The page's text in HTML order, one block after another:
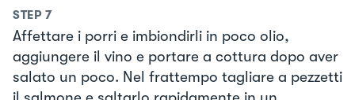
STEP 7
Affettare i porri e imbiondirli in poco olio,
aggiungere il vino e portare a cottura dopo aver
salato un poco. Nel frattempo tagliare a pezzetti